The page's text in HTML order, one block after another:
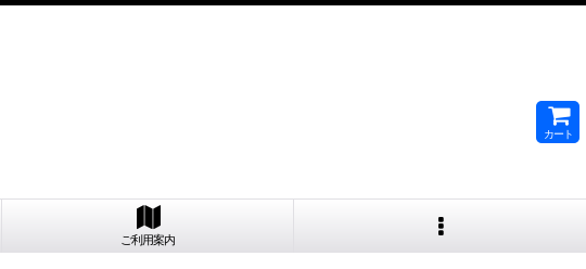
カート
ご利用案内